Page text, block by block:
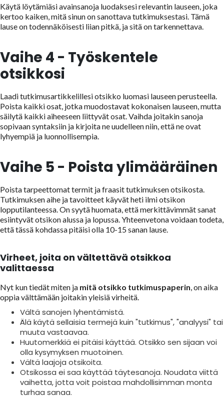
Käytä löytämiäsi avainsanoja luodaksesi relevantin lauseen, joka
kertoo kaiken, mitä sinun on sanottava tutkimuksestasi. Tämä
lause on todennäköisesti liian pitkä, ja sitä on tarkennettava.
Vaihe 4 - Työskentele
otsikkosi
Laadi tutkimusartikkelillesi otsikko luomasi lauseen perusteella.
Poista kaikki osat, jotka muodostavat kokonaisen lauseen, mutta
säilytä kaikki aiheeseen liittyvät osat. Vaihda joitakin sanoja
sopivaan syntaksiin ja kirjoita ne uudelleen niin, että ne ovat
lyhyempiä ja luonnollisempia.
Vaihe 5 - Poista ylimääräinen
Poista tarpeettomat termit ja fraasit tutkimuksen otsikosta.
Tutkimuksen aihe ja tavoitteet käyvät heti ilmi otsikon
lopputilanteessa. On syytä huomata, että merkittävimmät sanat
esiintyvät otsikon alussa ja lopussa. Yhteenvetona voidaan todeta,
että tässä kohdassa pitäisi olla 10-15 sanan lause.
Virheet, joita on vältettävä otsikkoa
valittaessa
Nyt kun tiedät miten ja mitä otsikko tutkimuspaperin , on aika
oppia välttämään joitakin yleisiä virheitä.
Vältä sanojen lyhentämistä.
Älä käytä sellaisia termejä kuin "tutkimus", "analyysi" tai
muuta vastaavaa.
Huutomerkkiä ei pitäisi käyttää. Otsikko sen sijaan voi
olla kysymyksen muotoinen.
Vältä laajoja otsikoita.
Otsikossa ei saa käyttää täytesanoja. Noudata viittä
vaihetta, jotta voit poistaa mahdollisimman monta
turhaa sanaa.